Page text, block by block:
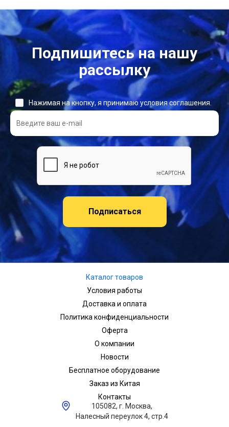
Подпишитесь на нашу
рассылку
Подписаться
Нажимая на кнопку, я принимаю условия соглашения.
Каталог товаров
Условия работы
Доставка и оплата
Политика конфиденциальности
Оферта
О компании
Новости
Бесплатное оборудование
Заказ из Китая
Контакты
105082, г. Москва,
Налесный переулок 4, стр.4